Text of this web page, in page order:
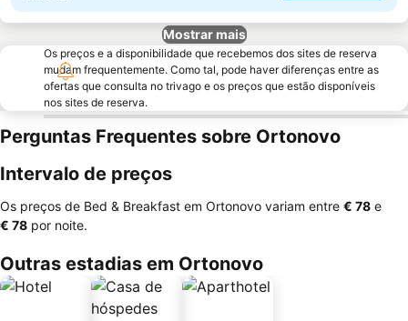
Mostrar mais
Os preços e a disponibilidade que recebemos dos sites de reserva
mudam frequentemente. Como tal, pode haver diferenças entre as
ofertas que consulta no trivago e os preços que estão disponíveis
nos sites de reserva.
Perguntas Frequentes sobre Ortonovo
Intervalo de preços
Os preços de Bed & Breakfast em Ortonovo variam entre ‎€ 78 e
‎€ 78 por noite.
Outras estadias em Ortonovo